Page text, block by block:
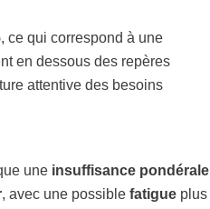
, ce qui correspond à une
en dessous des repères
attentive des besoins
une insuffisance pondérale
, avec une possible fatigue plus